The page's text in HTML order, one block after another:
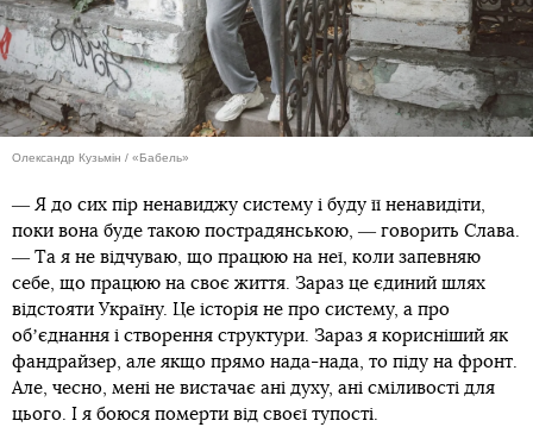
Олександр Кузьмін / «Бабель»
― Я до сих пір ненавиджу систему і буду її ненавидіти,
поки вона буде такою пострадянською, ― говорить Слава.
― Та я не відчуваю, що працюю на неї, коли запевняю
себе, що працюю на своє життя. Зараз це єдиний шлях
відстояти Україну. Це історія не про систему, а про
обʼєднання і створення структури. Зараз я корисніший як
фандрайзер, але якщо прямо нада-нада, то піду на фронт.
Але, чесно, мені не вистачає ані духу, ані сміливості для
цього. І я боюся померти від своєї тупості.